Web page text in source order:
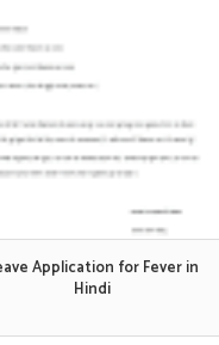
Application for Fever in
Hindi